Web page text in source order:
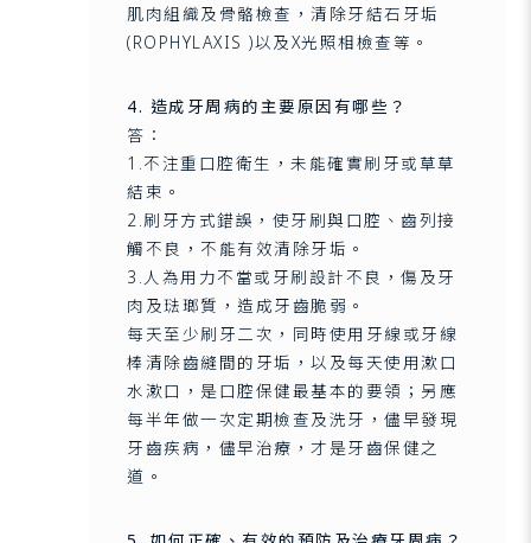
肌肉組織及骨骼檢查，清除牙結石牙垢
(ROPHYLAXIS )以及X光照相檢查等。
4. 造成牙周病的主要原因有哪些？
答：
1.不注重口腔衛生，未能確實刷牙或草草
結束。
2.刷牙方式錯誤，使牙刷與口腔、齒列接
觸不良，不能有效清除牙垢。
3.人為用力不當或牙刷設計不良，傷及牙
肉及琺瑯質，造成牙齒脆弱。
每天至少刷牙二次，同時使用牙線或牙線
棒清除齒縫間的牙垢，以及每天使用漱口
水漱口，是口腔保健最基本的要領；另應
每半年做一次定期檢查及洗牙，儘早發現
牙齒疾病，儘早治療，才是牙齒保健之
道。